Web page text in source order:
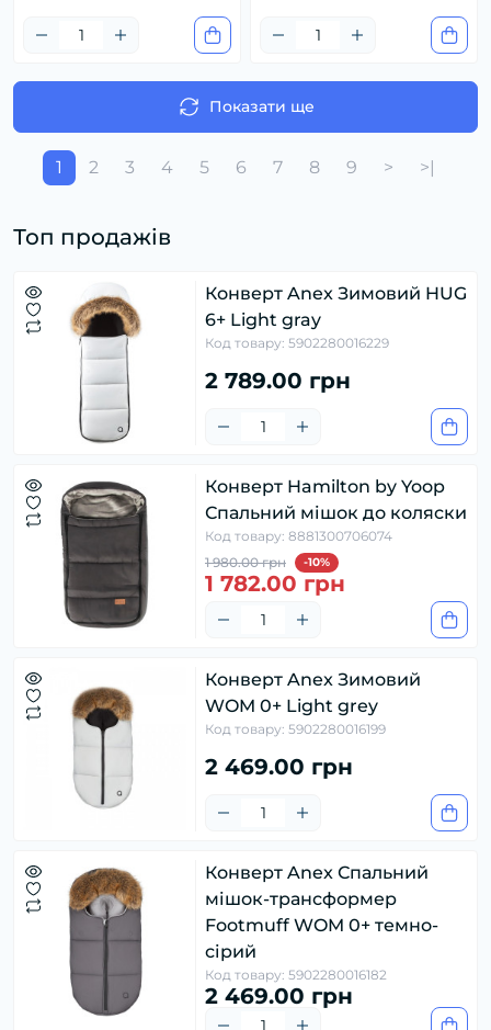
Показати ще
1 2 3 4 5 6 7 8 9 > >|
Топ продажів
Конверт Anex Зимовий HUG
6+ Light gray
Код товару: 5902280016229
2 789.00 грн
Конверт Hamilton by Yoop
Спальний мішок до коляски
Код товару: 8881300706074
1 980.00 грн
-10%
1 782.00 грн
Конверт Anex Зимовий
WOM 0+ Light grey
Код товару: 5902280016199
2 469.00 грн
Конверт Anex Спальний
мішок-трансформер
Footmuff WOM 0+ темно-
сірий
Код товару: 5902280016182
2 469.00 грн